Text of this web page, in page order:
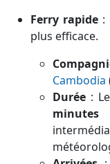
Ferry rapide :
plus efficace.
Cambodia
Durée :